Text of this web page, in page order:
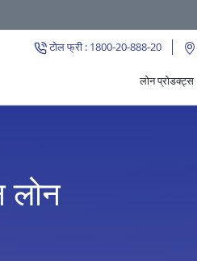
टोल फ्री : 1800-20-888-20
लोन प्रोडक्ट्स
लोन